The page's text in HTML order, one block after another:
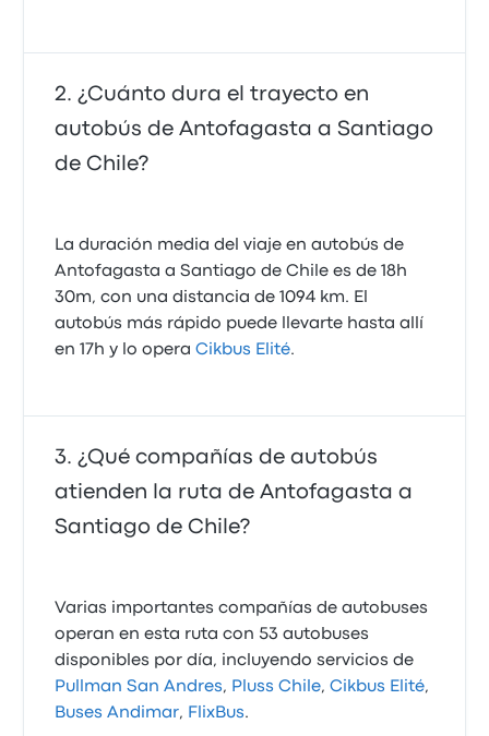
¿Cuánto dura el trayecto en
autobús de Antofagasta a Santiago
de Chile?
La duración media del viaje en autobús de
Antofagasta a Santiago de Chile es de 18h
30m, con una distancia de 1094 km. El
autobús más rápido puede llevarte hasta allí
en 17h y lo operaCikbus Elité.
¿Qué compañías de autobús
atienden la ruta de Antofagasta a
Santiago de Chile?
Varias importantes compañías de autobuses
operan en esta ruta con 53 autobuses
disponibles por día, incluyendo servicios de
Pullman San Andres, Pluss Chile,Cikbus Elité,
Buses Andimar, FlixBus.